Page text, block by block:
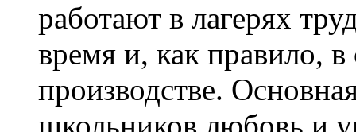
работают в лагерях
время и, как правило, в
производстве.